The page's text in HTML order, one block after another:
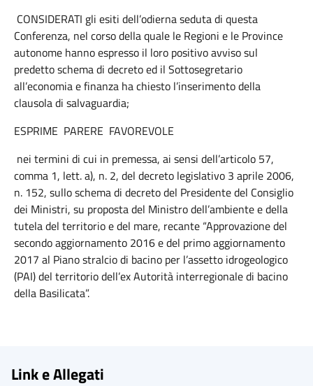
CONSIDERATI gli esiti dell’odierna seduta di questa
Conferenza, nel corso della quale le Regioni e le Province
autonome hanno espresso il loro positivo avviso sul
predetto schema di decreto ed il Sottosegretario
all’economia e finanza ha chiesto l’inserimento della
clausola di salvaguardia;
ESPRIME PARERE FAVOREVOLE
nei termini di cui in premessa, ai sensi dell’articolo 57,
comma 1, lett. a), n. 2, del decreto legislativo 3 aprile 2006,
n. 152, sullo schema di decreto del Presidente del Consiglio
dei Ministri, su proposta del Ministro dell’ambiente e della
tutela del territorio e del mare, recante “Approvazione del
secondo aggiornamento 2016 e del primo aggiornamento
2017 al Piano stralcio di bacino per l’assetto idrogeologico
(PAI) del territorio dell’ex Autorità interregionale di bacino
della Basilicata”.
Link e Allegati